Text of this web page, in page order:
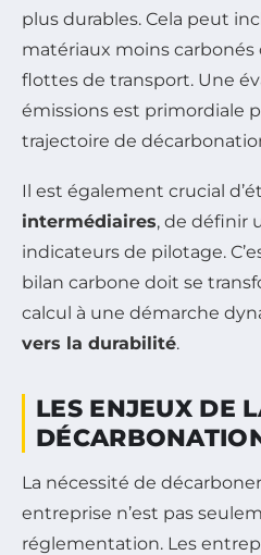
plus durables. Cela peut
matériaux moins
flottes de transport. Une
émissions est primordiale
trajectoire de
Il est également crucial
intermédiaires, de définir
indicateurs de pilotage.
bilan carbone doit se
calcul à une démarche
vers la durabilité.
LES ENJEUX DE
La nécessité de
entreprise n’est pas
réglementation. Les